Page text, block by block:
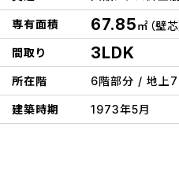
専有面積 67.85㎡（壁芯
間取り
3LDK
所在階 6階部分 / 地上7
建築時期 1973年5月